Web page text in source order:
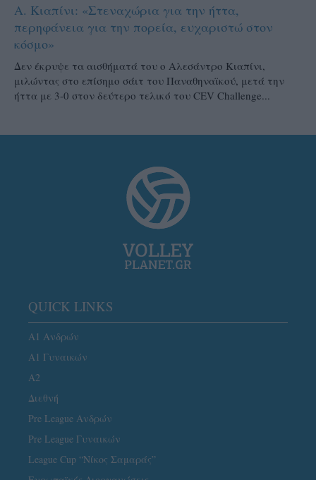
Α. Κιαπίνι: «Στεναχώρια για την ήττα,
περηφάνεια για την πορεία, ευχαριστώ στον
κόσμο»
Δεν έκρυψε τα αισθήματά του ο Αλεσάντρο Κιαπίνι,
μιλώντας στο επίσημο σάιτ του Παναθηναϊκού, μετά την
ήττα με 3-0 στον δεύτερο τελικό του CEV Challenge...
QUICK LINKS
Α1 Ανδρών
Α1 Γυναικών
A2
Διεθνή
Pre League Ανδρών
Pre League Γυναικών
League Cup “Νίκος Σαμαράς”